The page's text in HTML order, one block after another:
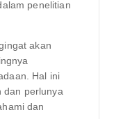
penelitian
akan
Hal ini
dan perlunya
dan